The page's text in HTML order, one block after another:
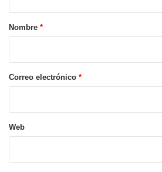
r
*
Nombre *
Correo electrónico *
Web